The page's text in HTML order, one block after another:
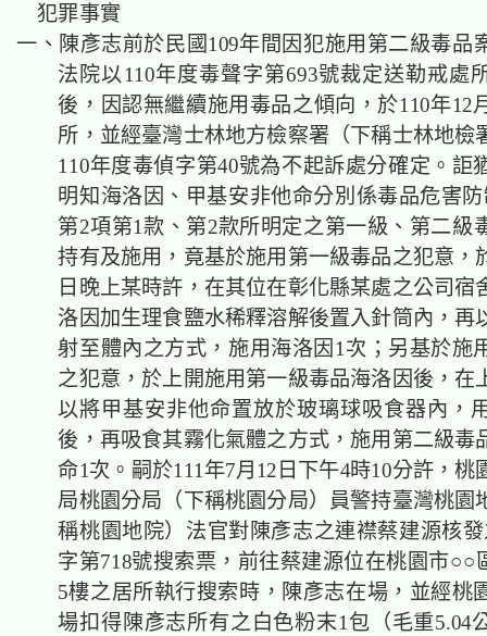
犯罪事實
一、陳彥志前於民國109年間因犯施用第二級毒品
法院以110年度毒聲字第693號裁定送勒戒處
後，因認無繼續施用毒品之傾向，於110年12
所，並經臺灣士林地方檢察署（下稱士林地檢
110年度毒偵字第40號為不起訴處分確定。詎
明知海洛因、甲基安非他命分別係毒品危害
第2項第1款、第2款所明定之第一級、第二級
持有及施用，竟基於施用第一級毒品之犯意，
日晚上某時許，在其位在彰化縣某處之公司宿
洛因加生理食鹽水稀釋溶解後置入針筒內，再
射至體內之方式，施用海洛因1次；另基於施
之犯意，於上開施用第一級毒品海洛因後，在
以將甲基安非他命置放於玻璃球吸食器內，
後，再吸食其霧化氣體之方式，施用第二級毒
命1次。嗣於111年7月12日下午4時10分許，桃
局桃園分局（下稱桃園分局）員警持臺灣桃園
稱桃園地院）法官對陳彥志之連襟蔡建源核
字第718號搜索票，前往蔡建源位在桃園市○○
5樓之居所執行搜索時，陳彥志在場，並經桃
場扣得陳彥志所有之白色粉末1包（毛重5.04